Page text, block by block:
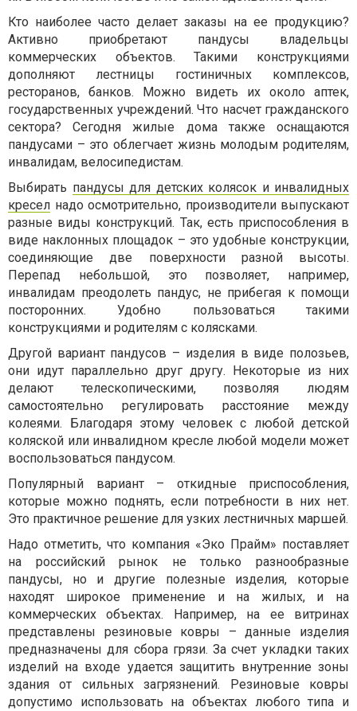
Кто наиболее часто делает заказы на ее продукцию?
Активно приобретают пандусы владельцы
коммерческих объектов. Такими конструкциями
дополняют лестницы гостиничных комплексов,
ресторанов, банков. Можно видеть их около аптек,
государственных учреждений. Что насчет гражданского
сектора? Сегодня жилые дома также оснащаются
пандусами – это облегчает жизнь молодым родителям,
инвалидам, велосипедистам.
Выбирать пандусы для детских колясок и инвалидных
кресел надо осмотрительно, производители выпускают
разные виды конструкций. Так, есть приспособления в
виде наклонных площадок – это удобные конструкции,
соединяющие две поверхности разной высоты.
Перепад небольшой, это позволяет, например,
инвалидам преодолеть пандус, не прибегая к помощи
посторонних. Удобно пользоваться такими
конструкциями и родителям с колясками.
Другой вариант пандусов – изделия в виде полозьев,
они идут параллельно друг другу. Некоторые из них
делают телескопическими, позволяя людям
самостоятельно регулировать расстояние между
колеями. Благодаря этому человек с любой детской
коляской или инвалидном кресле любой модели может
воспользоваться пандусом.
Популярный вариант – откидные приспособления,
которые можно поднять, если потребности в них нет.
Это практичное решение для узких лестничных маршей.
Надо отметить, что компания «Эко Прайм» поставляет
на российский рынок не только разнообразные
пандусы, но и другие полезные изделия, которые
находят широкое применение и на жилых, и на
коммерческих объектах. Например, на ее витринах
представлены резиновые ковры – данные изделия
предназначены для сбора грязи. За счет укладки таких
изделий на входе удается защитить внутренние зоны
здания от сильных загрязнений. Резиновые ковры
допустимо использовать на объектах любого типа и